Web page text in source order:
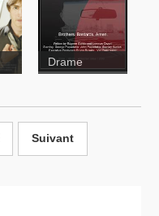
The Killing
boys
Drame
Suivant